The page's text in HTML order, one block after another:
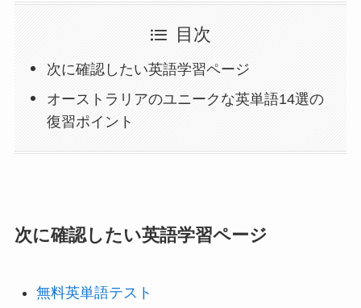
目次
次に確認したい英語学習ページ
オーストラリアのユニークな英単語14選の
復習ポイント
次に確認したい英語学習ページ
無料英単語テスト